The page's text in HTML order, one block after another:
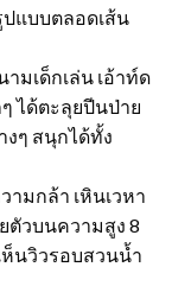
แบบตลอดเส้น
ามเด็กเล่น เอ้าท์ด
ได้ตะลุยปีนป่าย
ๆ สนุกได้ทั้ง
ามกล้า เหินเวหา
ตัวบนความสูง 8
ห็นวิวรอบสวนน้ำ